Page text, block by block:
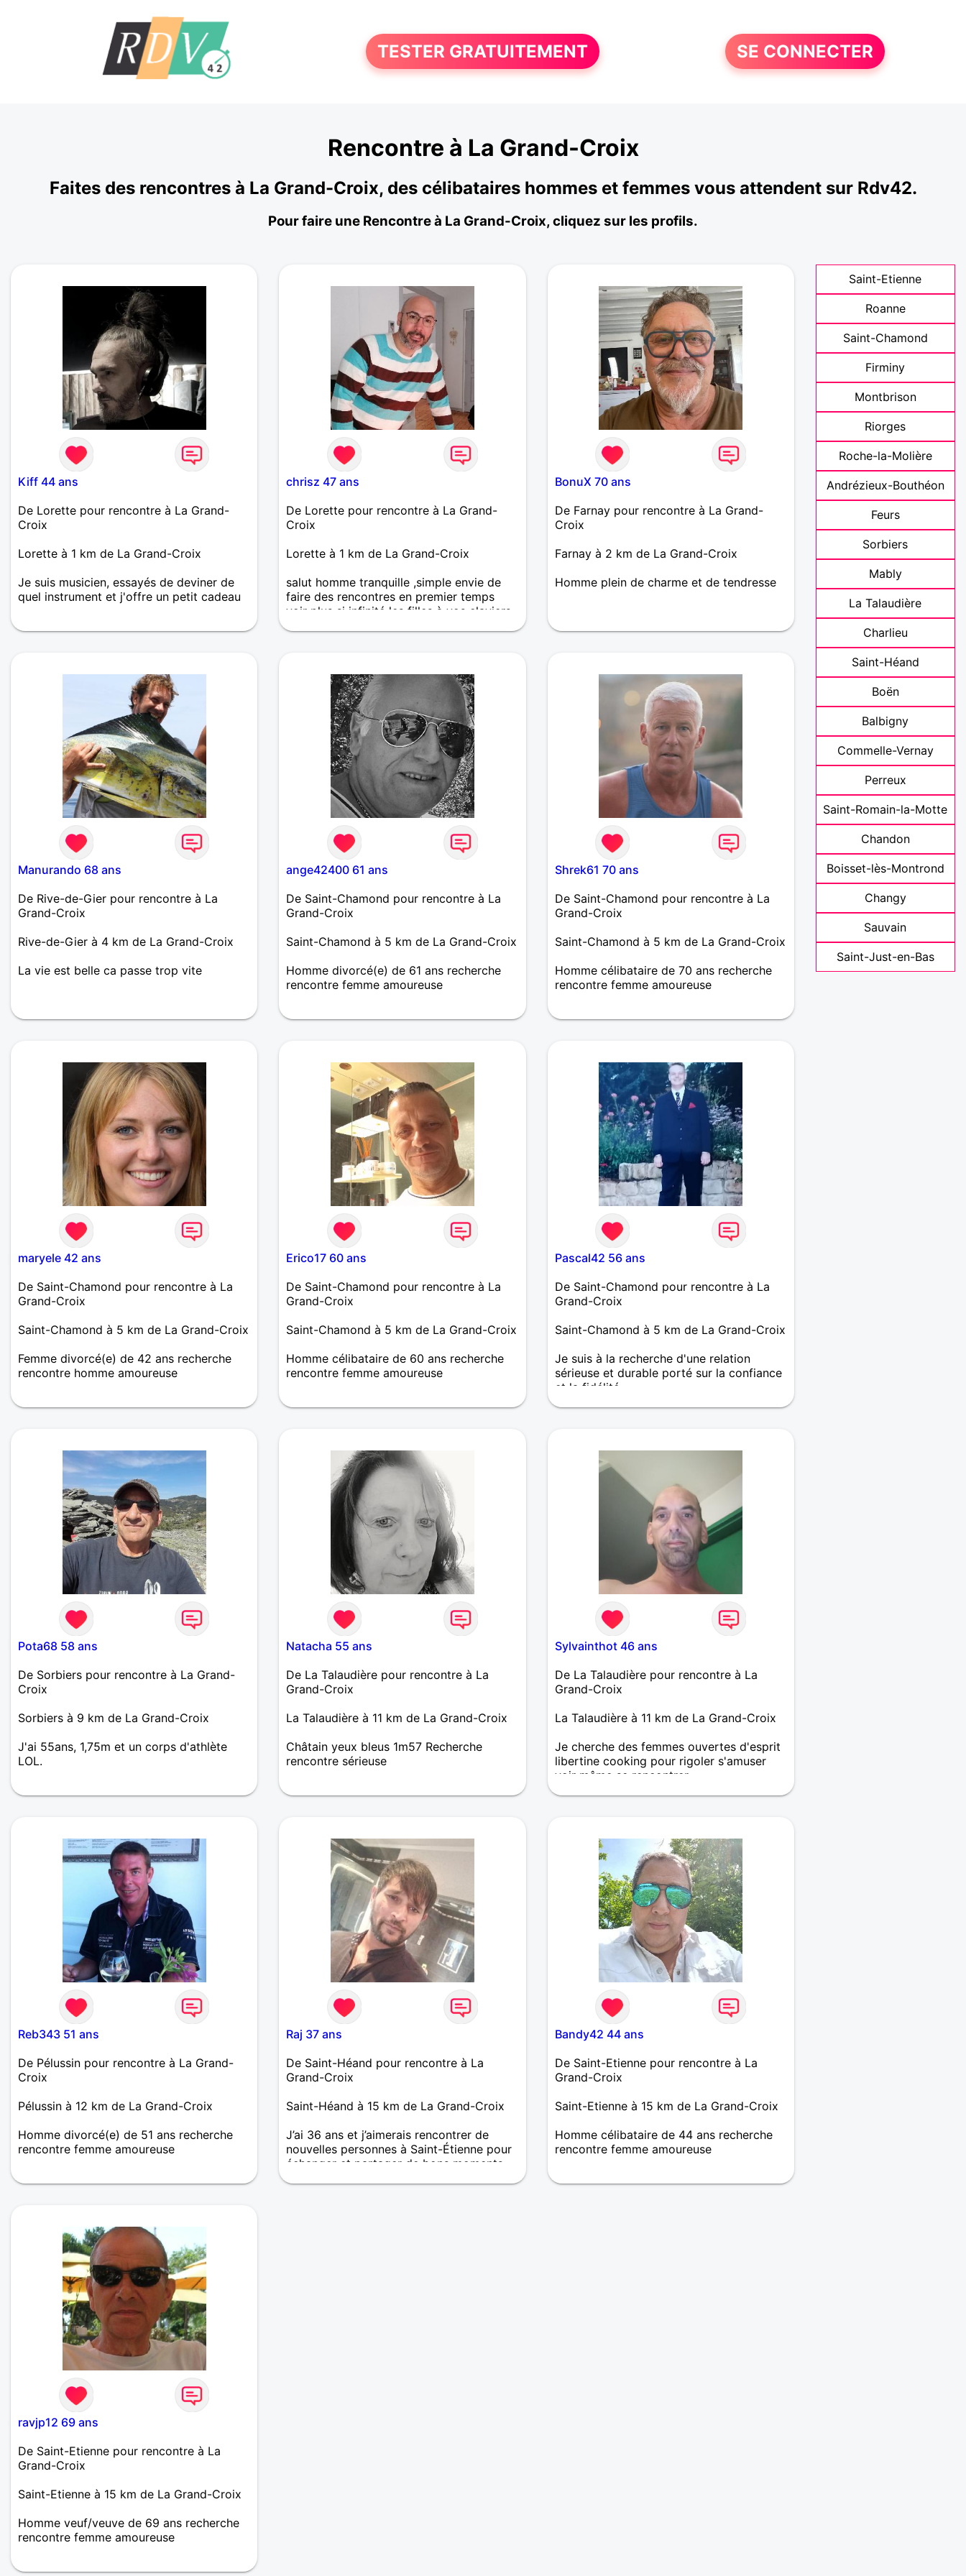
TESTER GRATUITEMENT SE CONNECTER
Rencontre à La Grand-Croix
Faites des rencontres à La Grand-Croix, des célibataires hommes et femmes vous attendent sur Rdv42.
Pour faire une Rencontre à La Grand-Croix, cliquez sur les profils.
Kiff 44 ans
De Lorette pour rencontre à La Grand-
Croix
Lorette à 1 km de La Grand-Croix
Je suis musicien, essayés de deviner de
quel instrument et j'offre un petit cadeau
chrisz 47 ans
De Lorette pour rencontre à La Grand-
Croix
Lorette à 1 km de La Grand-Croix
salut homme tranquille ,simple envie de
faire des rencontres en premier temps
voir plus si infinité les filles à vos claviers
BonuX 70 ans
De Farnay pour rencontre à La Grand-
Croix
Farnay à 2 km de La Grand-Croix
Homme plein de charme et de tendresse
Manurando 68 ans
De Rive-de-Gier pour rencontre à La
Grand-Croix
Rive-de-Gier à 4 km de La Grand-Croix
La vie est belle ca passe trop vite
ange42400 61 ans
De Saint-Chamond pour rencontre à La
Grand-Croix
Saint-Chamond à 5 km de La Grand-Croix
Homme divorcé(e) de 61 ans recherche
rencontre femme amoureuse
et se que je ne veux pas et vous ?
Shrek61 70 ans
De Saint-Chamond pour rencontre à La
Grand-Croix
Saint-Chamond à 5 km de La Grand-Croix
Homme célibataire de 70 ans recherche
rencontre femme amoureuse
partager et le reste, l'avenir nous le dira.
maryele 42 ans
De Saint-Chamond pour rencontre à La
Grand-Croix
Saint-Chamond à 5 km de La Grand-Croix
Femme divorcé(e) de 42 ans recherche
rencontre homme amoureuse
compréhensive, honnête. J'aime la lecture,
Erico17 60 ans
De Saint-Chamond pour rencontre à La
Grand-Croix
Saint-Chamond à 5 km de La Grand-Croix
Homme célibataire de 60 ans recherche
rencontre femme amoureuse
avancer à deux , qui sais se qu'elle veut
Pascal42 56 ans
De Saint-Chamond pour rencontre à La
Grand-Croix
Saint-Chamond à 5 km de La Grand-Croix
Je suis à la recherche d'une relation
sérieuse et durable porté sur la confiance
et la fidélité
Pota68 58 ans
De Sorbiers pour rencontre à La Grand-
Croix
Sorbiers à 9 km de La Grand-Croix
J'ai 55ans, 1,75m et un corps d'athlète
LOL.
Natacha 55 ans
De La Talaudière pour rencontre à La
Grand-Croix
La Talaudière à 11 km de La Grand-Croix
Châtain yeux bleus 1m57 Recherche
rencontre sérieuse
Sylvainthot 46 ans
De La Talaudière pour rencontre à La
Grand-Croix
La Talaudière à 11 km de La Grand-Croix
Je cherche des femmes ouvertes d'esprit
libertine cooking pour rigoler s'amuser
voir même se rencontrer
Reb343 51 ans
De Pélussin pour rencontre à La Grand-
Croix
Pélussin à 12 km de La Grand-Croix
Homme divorcé(e) de 51 ans recherche
rencontre femme amoureuse
avec qui je peux être moi à 100%, sans
de vrai. Il me semble que c’est plus rare.
J’ai une bonne vie, des gens qui comptent,
et juste envie de la partager avec
quelqu’un qui a les mêmes envies.
Raj 37 ans
De Saint-Héand pour rencontre à La
Grand-Croix
Saint-Héand à 15 km de La Grand-Croix
J’ai 36 ans et j’aimerais rencontrer de
nouvelles personnes à Saint-Étienne pour
échanger et partager de bons moments.
Bandy42 44 ans
De Saint-Etienne pour rencontre à La
Grand-Croix
Saint-Etienne à 15 km de La Grand-Croix
Homme célibataire de 44 ans recherche
rencontre femme amoureuse
respectueux audacieuse attentionné
ravjp12 69 ans
De Saint-Etienne pour rencontre à La
Grand-Croix
Saint-Etienne à 15 km de La Grand-Croix
Homme veuf/veuve de 69 ans recherche
rencontre femme amoureuse
Saint-Etienne
Roanne
Saint-Chamond
Firminy
Montbrison
Riorges
Roche-la-Molière
Andrézieux-Bouthéon
Feurs
Sorbiers
Mably
La Talaudière
Charlieu
Saint-Héand
Boën
Balbigny
Commelle-Vernay
Perreux
Saint-Romain-la-Motte
Chandon
Boisset-lès-Montrond
Changy
Sauvain
Saint-Just-en-Bas